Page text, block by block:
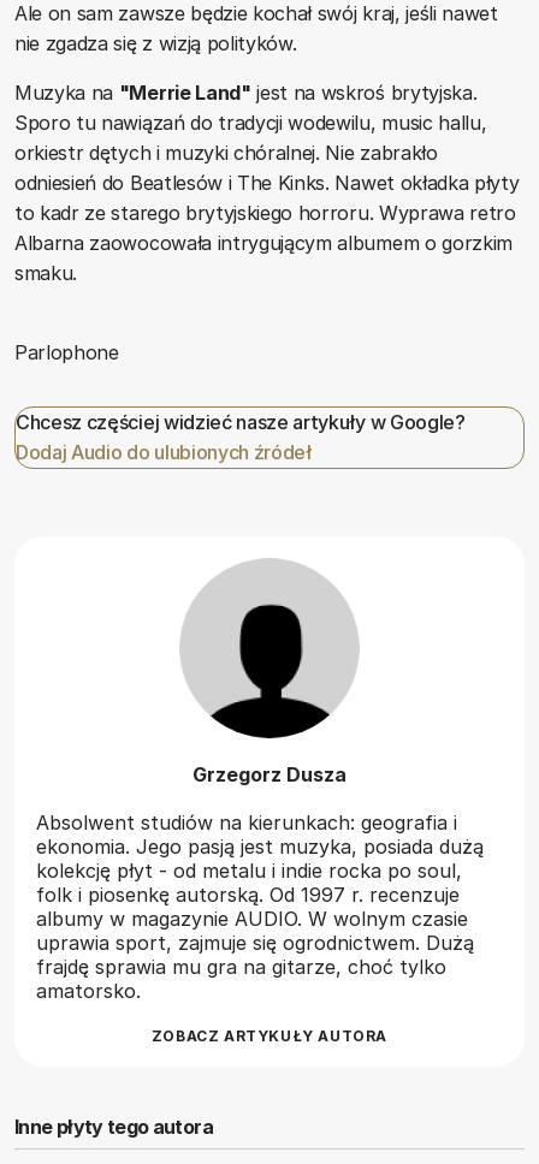
Ale on sam zawsze będzie kochał swój kraj, jeśli nawet
nie zgadza się z wizją polityków.
Muzyka na "Merrie Land" jest na wskroś brytyjska.
Sporo tu nawiązań do tradycji wodewilu, music hallu,
orkiestr dętych i muzyki chóralnej. Nie zabrakło
odniesień do Beatlesów i The Kinks. Nawet okładka płyty
to kadr ze starego brytyjskiego horroru. Wyprawa retro
Albarna zaowocowała intrygującym albumem o gorzkim
smaku.
Parlophone
Chcesz częściej widzieć nasze artykuły w Google?
Dodaj Audio do ulubionych źródeł
Grzegorz Dusza
Absolwent studiów na kierunkach: geografia i
ekonomia. Jego pasją jest muzyka, posiada dużą
kolekcję płyt - od metalu i indie rocka po soul,
folk i piosenkę autorską. Od 1997 r. recenzuje
albumy w magazynie AUDIO. W wolnym czasie
uprawia sport, zajmuje się ogrodnictwem. Dużą
frajdę sprawia mu gra na gitarze, choć tylko
amatorsko.
ZOBACZ ARTYKUŁY AUTORA
Inne płyty tego autora